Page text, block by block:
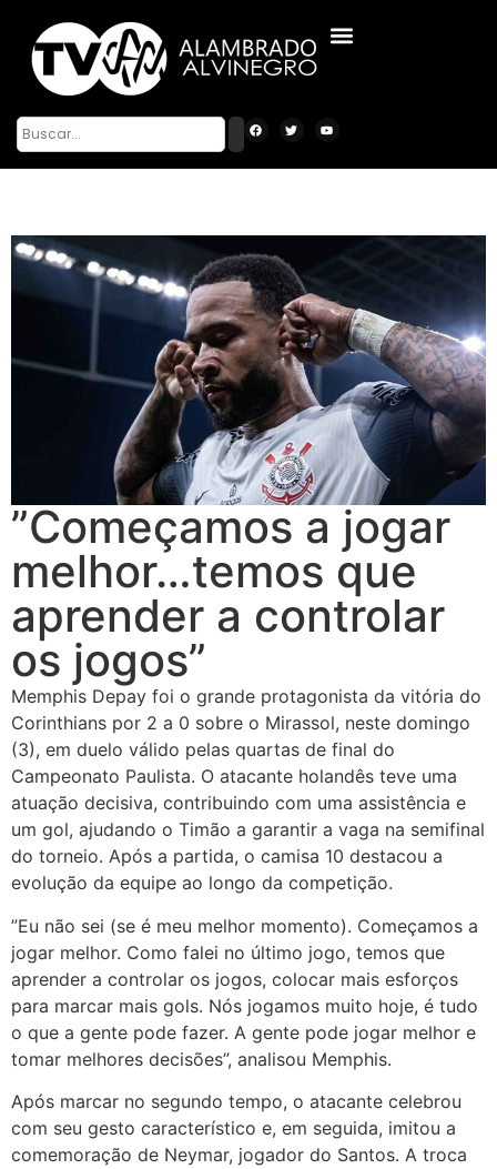
”Começamos a jogar
melhor…temos que
aprender a controlar
os jogos”
Memphis Depay foi o grande protagonista da vitória do
Corinthians por 2 a 0 sobre o Mirassol, neste domingo
(3), em duelo válido pelas quartas de final do
Campeonato Paulista. O atacante holandês teve uma
atuação decisiva, contribuindo com uma assistência e
um gol, ajudando o Timão a garantir a vaga na semifinal
do torneio. Após a partida, o camisa 10 destacou a
evolução da equipe ao longo da competição.
”Eu não sei (se é meu melhor momento). Começamos a
jogar melhor. Como falei no último jogo, temos que
aprender a controlar os jogos, colocar mais esforços
para marcar mais gols. Nós jogamos muito hoje, é tudo
o que a gente pode fazer. A gente pode jogar melhor e
tomar melhores decisões”, analisou Memphis.
Após marcar no segundo tempo, o atacante celebrou
com seu gesto característico e, em seguida, imitou a
comemoração de Neymar, jogador do Santos. A troca